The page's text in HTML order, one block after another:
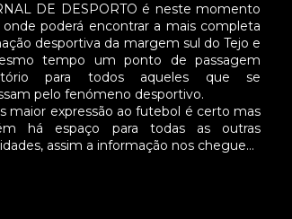
DE DESPORTO é neste momento
poderá encontrar a mais completa
desportiva da margem sul do Tejo e
tempo um ponto de passagem
para todos aqueles que se
pelo fenómeno desportivo.
maior expressão ao futebol é certo mas
há espaço para todas as outras
assim a informação nos chegue…